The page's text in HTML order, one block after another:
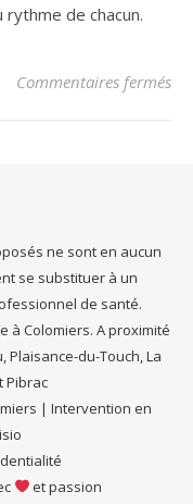
de chacun.
Commentaires fermés
ne sont en aucun
se substituer à un
de santé.
à Colomiers. A proximité
Plaisance-du-Touch, La
Pibrac
| Intervention en
et passion